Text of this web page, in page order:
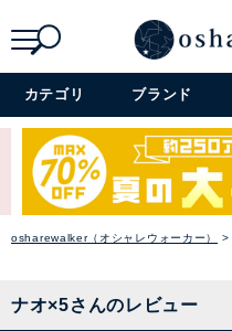
カテゴリ ブランド
ファッション雑貨
セレモニー・オケージョン
アイテム特集
SALE
osharewalker（オシャレウォーカー）
ナオ×5さんのレビュー